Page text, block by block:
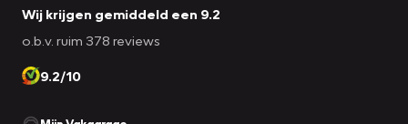
Wij krijgen gemiddeld een 9.2
o.b.v. ruim 378 reviews
9.2/10